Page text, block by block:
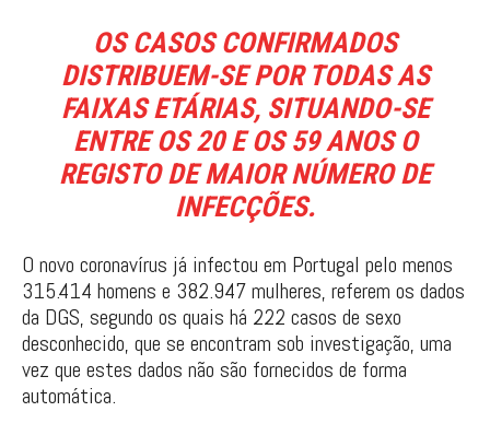
OS CASOS CONFIRMADOS
DISTRIBUEM-SE POR TODAS AS
FAIXAS ETÁRIAS, SITUANDO-SE
ENTRE OS 20 E OS 59 ANOS O
REGISTO DE MAIOR NÚMERO DE
INFECÇÕES.
O novo coronavírus já infectou em Portugal pelo menos
315.414 homens e 382.947 mulheres, referem os dados
da DGS, segundo os quais há 222 casos de sexo
desconhecido, que se encontram sob investigação, uma
vez que estes dados não são fornecidos de forma
automática.